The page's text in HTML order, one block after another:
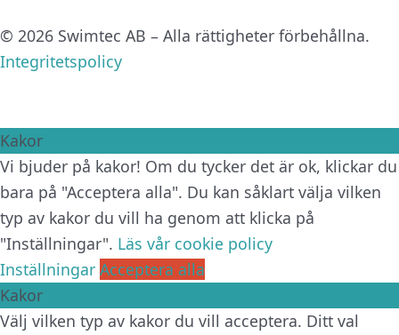
© 2026 Swimtec AB – Alla rättigheter förbehållna.
Integritetspolicy
Kakor
Vi bjuder på kakor! Om du tycker det är ok, klickar du
bara på "Acceptera alla". Du kan såklart välja vilken
typ av kakor du vill ha genom att klicka på
"Inställningar". Läs vår cookie policy
Inställningar Acceptera alla
Kakor
Välj vilken typ av kakor du vill acceptera. Ditt val